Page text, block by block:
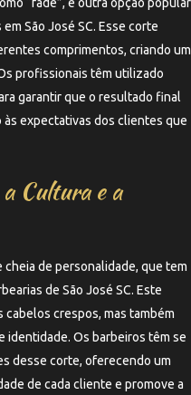
“fade”, é outra opção popular
São José SC. Esse corte
comprimentos, criando um
profissionais têm utilizado
garantir que o resultado final
expectativas dos clientes que
Cultura e a
de personalidade, que tem
de São José SC. Este
crespos, mas também
identidade. Os barbeiros têm se
desse corte, oferecendo um
de cada cliente e promove a